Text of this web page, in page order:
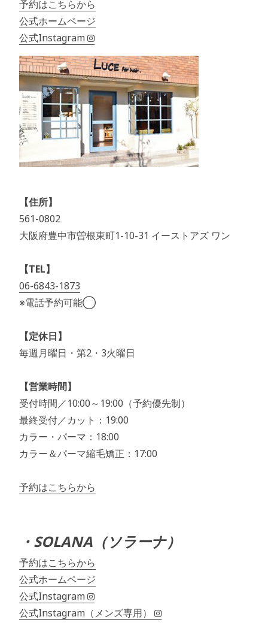
予約はこちらから
公式ホームページ
公式Instagram
【住所】
561-0802
大阪府豊中市曽根東町1-10-31 イーストアズ ワン
【TEL】
06-6843-1873
※電話予約可能◯
【定休日】
毎週月曜日・第2・3火曜日
【営業時間】
受付時間／10:00～19:00（予約優先制）
最終受付／カット：19:00
カラー・パーマ：18:00
カラー＆パーマ縮毛矯正：17:00
予約はこちらから
・SOLANA（ソラーナ）
予約はこちらから
公式ホームページ
公式Instagram
公式Instagram（メンズ専用）